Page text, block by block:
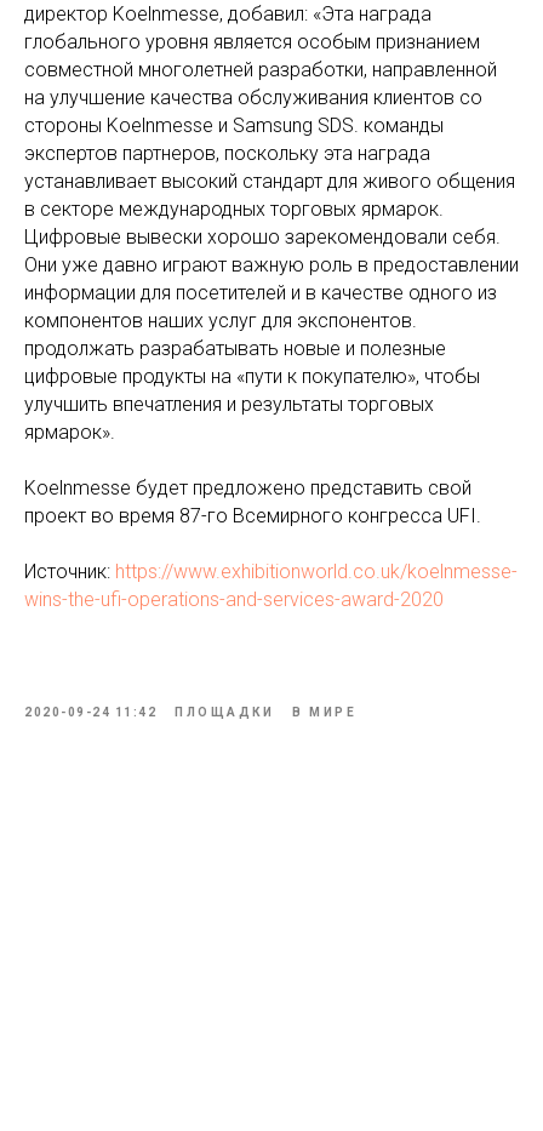
директор Koelnmesse, добавил: «Эта награда
глобального уровня является особым признанием
совместной многолетней разработки, направленной
на улучшение качества обслуживания клиентов со
стороны Koelnmesse и Samsung SDS. команды
экспертов партнеров, поскольку эта награда
устанавливает высокий стандарт для живого общения
в секторе международных торговых ярмарок.
Цифровые вывески хорошо зарекомендовали себя.
Они уже давно играют важную роль в предоставлении
информации для посетителей и в качестве одного из
компонентов наших услуг для экспонентов.
продолжать разрабатывать новые и полезные
цифровые продукты на «пути к покупателю», чтобы
улучшить впечатления и результаты торговых
ярмарок».
Koelnmesse будет предложено представить свой
проект во время 87-го Всемирного конгресса UFI.
Источник: https://www.exhibitionworld.co.uk/koelnmesse-
wins-the-ufi-operations-and-services-award-2020
2020-09-24 11:42 ПЛОЩАДКИ В МИРЕ